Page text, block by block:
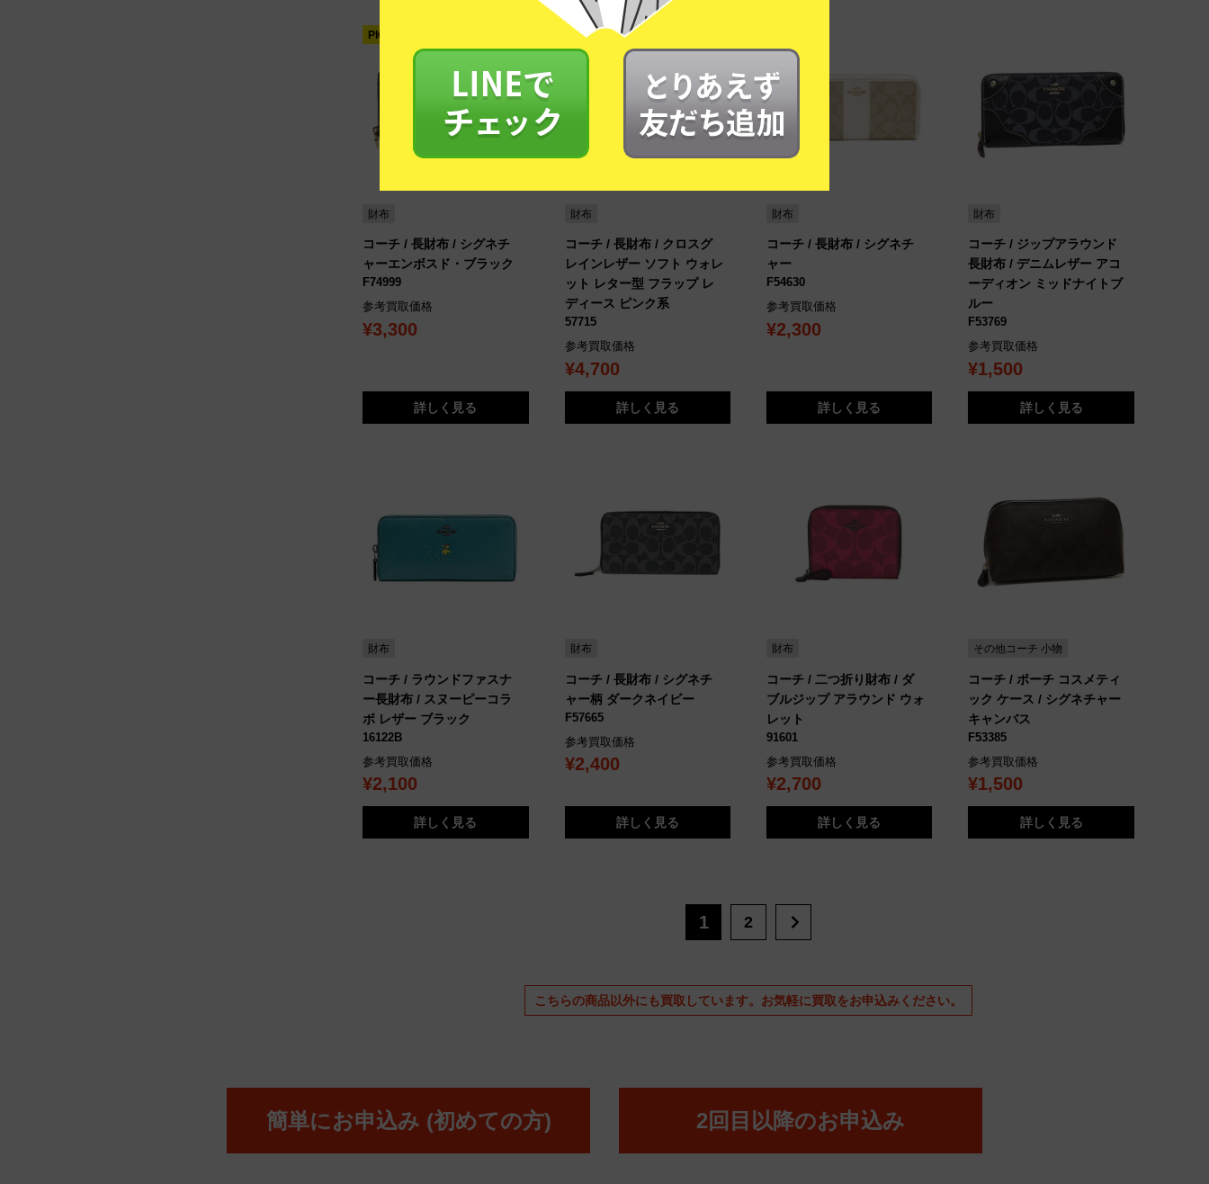
財布
PICK UP
コーチ / 長財布 / シグネチ
ャーエンボスド・ブラック
F74999
参考買取価格
¥3,300
詳しく見る
財布
PICK UP
コーチ / 長財布 / クロスグ
レインレザー ソフト ウォレ
ット レター型 フラップ レ
ディース ピンク系
57715
参考買取価格
¥4,700
詳しく見る
財布
コーチ / 長財布 / シグネチ
ャー
F54630
参考買取価格
¥2,300
詳しく見る
財布
コーチ / ジップアラウンド
長財布 / デニムレザー アコ
ーディオン ミッドナイトブ
ルー
F53769
参考買取価格
¥1,500
詳しく見る
財布
コーチ / ラウンドファスナ
ー長財布 / スヌーピーコラ
ボ レザー ブラック
16122B
参考買取価格
¥2,100
詳しく見る
財布
コーチ / 長財布 / シグネチ
ャー柄 ダークネイビー
F57665
参考買取価格
¥2,400
詳しく見る
財布
コーチ / 二つ折り財布 / ダ
ブルジップ アラウンド ウォ
レット
91601
参考買取価格
¥2,700
詳しく見る
その他コーチ 小物
コーチ / ポーチ コスメティ
ック ケース / シグネチャー
キャンバス
F53385
参考買取価格
¥1,500
詳しく見る
1 2
こちらの商品以外にも買取しています。 お気軽に買取をお申込みください。
簡単にお申込み (初めての方) 2回目以降のお申込み